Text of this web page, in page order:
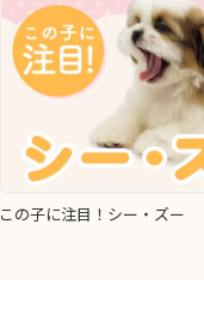
この子に注目！シー・ズー